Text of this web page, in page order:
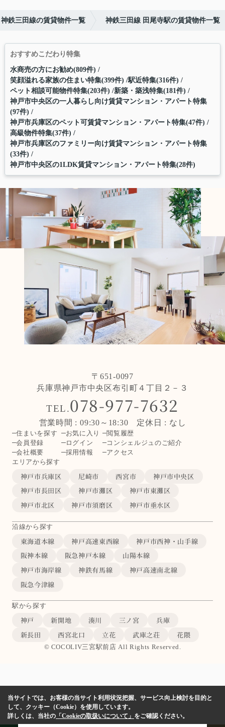
神鉄三田線の賃貸物件一覧 神鉄三田線 田尾寺駅の賃貸物件一覧
おすすめこだわり特集
水商売の方にお勧め(809件)
笑顔溢れる家族の住まい特集(399件) 駅近特集(316件)
ペット相談可能物件特集(203件) 新築・築浅特集(181件)
神戸市中央区の一人暮らし向け賃貸マンション・アパート特集
(97件)
神戸市兵庫区のペット可賃貸マンション・アパート特集(47件)
高級物件特集(37件)
神戸市兵庫区のファミリー向け賃貸マンション・アパート特集
(33件)
神戸市中央区の1LDK賃貸マンション・アパート特集(28件)
〒651-0097
兵庫県神戸市中央区布引町４丁目２－３
TEL.078-977-7632
営業時間 : 09:30～18:30 定休日 : なし
住まいを探す お気に入り
閲覧履歴
会員登録
ログイン
コンシェルジュのご紹介
会社概要
採用情報
アクセス
エリアから探す
神戸市兵庫区 尼崎市 西宮市
神戸市中央区
神戸市長田区
神戸市灘区
神戸市東灘区
神戸市北区
神戸市須磨区 神戸市垂水区
沿線から探す
東海道本線 神戸高速東西線
神戸市西神・山手線
阪神本線
阪急神戸本線
山陽本線
神戸市海岸線
神鉄有馬線
神戸高速南北線
阪急今津線
駅から探す
神戸 新開地 湊川 三ノ宮
兵庫
新長田
西宮北口 立花 武庫之荘 花隈
© COCOLIV三宮駅前店 All Rights Reserved.
当サイトでは、お客様の当サイト利用状況把握、サービス向上検討を目的と
して、クッキー（Cookie）を使用しています。
詳しくは、当社の 「Cookieの取扱いについて」 をご確認ください。